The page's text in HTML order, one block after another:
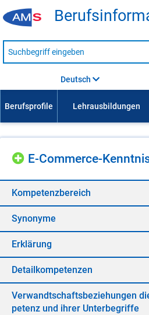
Suche
nach
Deutsch
E-Com­mer­ce-
Kom­pe­tenz­be­reich
Syn­ony­me
Er­klä­rung
De­tail­kom­pe­ten­zen
Ver­wandt­schafts­be­zie­hun­gen
pe­tenz und ih­rer Un­ter­be­grif­fe